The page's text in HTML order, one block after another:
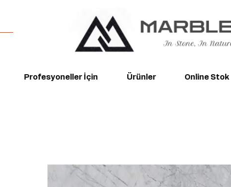
Profesyoneller İçin Ürünler Online Stok